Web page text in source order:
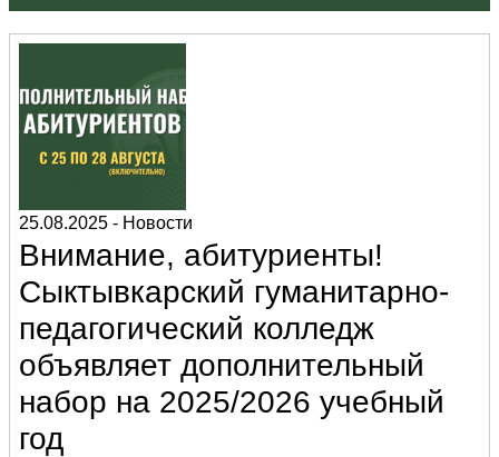
25.08.2025 - Новости
Внимание, абитуриенты!
Сыктывкарский гуманитарно-
педагогический колледж
объявляет дополнительный
набор на 2025/2026 учебный
год